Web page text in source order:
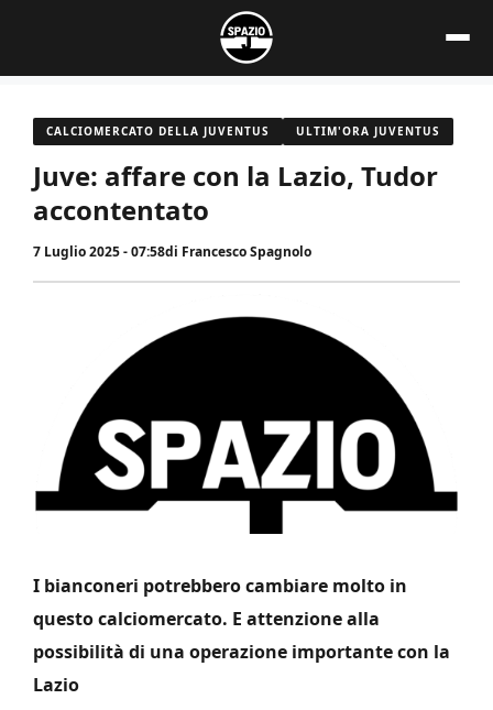
contenuto
CALCIOMERCATO DELLA JUVENTUS ULTIM'ORA JUVENTUS
Juve: affare con la Lazio, Tudor
accontentato
7 Luglio 2025 - 07:58di Francesco Spagnolo
I bianconeri potrebbero cambiare molto in
questo calciomercato. E attenzione alla
possibilità di una operazione importante con la
Lazio